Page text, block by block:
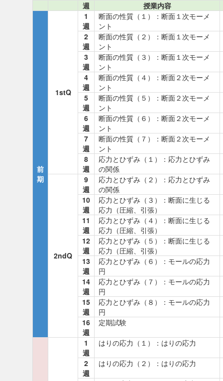
週 授業内容
前
期
1stQ
1
週
断面の性質（１）：断面１次モーメ
ント
2
週
断面の性質（２）：断面１次モーメ
ント
3
週
断面の性質（３）：断面１次モーメ
ント
4
週
断面の性質（４）：断面２次モーメ
ント
5
週
断面の性質（５）：断面２次モーメ
ント
6
週
断面の性質（６）：断面２次モーメ
ント
7
週
断面の性質（７）：断面２次モーメ
ント
8
週
応力とひずみ（１）：応力とひずみ
の関係
2ndQ
9
週
応力とひずみ（２）：応力とひずみ
の関係
10
週
応力とひずみ（３）：断面に生じる
応力（圧縮、引張）
11
週
応力とひずみ（４）：断面に生じる
応力（圧縮、引張）
12
週
応力とひずみ（５）：断面に生じる
応力（圧縮、引張）
13
週
応力とひずみ（６）：モールの応力
円
14
週
応力とひずみ（７）：モールの応力
円
15
週
応力とひずみ（８）：モールの応力
円
16
週
定期試験
1
週
はりの応力（１）：はりの応力
2
週
はりの応力（２）：はりの応力